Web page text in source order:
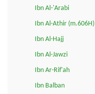
Ibn Al-'Arabi
Ibn Al-Athir (m.606H)
Ibn Al-Hajj
Ibn Al-Jawzi
Ibn Ar-Rif'ah
Ibn Balban